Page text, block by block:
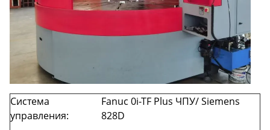
Система
управления:
Fanuc 0i-TF Plus ЧПУ/ Siemens
828D